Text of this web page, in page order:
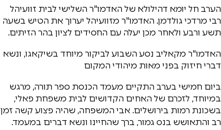
הערב חל יומא דהילולא של האדמו"ר השלישי לבית זוועיהל
רבי מרדכי גולדמן. האדמו"ר מזוועיהל יערוך את הטיש בשעה
תשע ורבע ולאחר מכן יעלה עם החסידים לציון בהר הזיתים.
האדמו"ר מקאליב נסע השבוע לביקור מיוחד בשיקאגו, ונשא
דברי חיזוק בפני מאות מיהודי המקום
ביום חמישי בערב התקיים מעמד הכנסת ספר תורה, מרגש
במיוחד, לזכרם של האחים הקדושים לבית משפחת פאלי,
בשכונת רמות בירושלים. אבי המשפחה, שהיה פצוע קשה זמן
רב והתאושש בנס גמור, ברך שהחיינו ונשא דברים במעמד.